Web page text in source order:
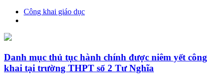
Công khai giáo dục
Danh mục thủ tục hành chính được niêm yết công
khai tại trường THPT số 2 Tư Nghĩa